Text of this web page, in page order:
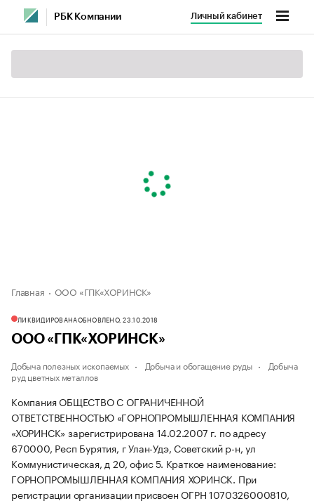
РБК Компании Личный кабинет
Главная ООО «ГПК«ХОРИНСК»
ЛИКВИДИРОВАНАОБНОВЛЕНО, 23.10.2018
ООО «ГПК«ХОРИНСК»
Добыча полезных ископаемых Добыча и обогащение руды
Добыча
руд цветных металлов
Компания ОБЩЕСТВО С ОГРАНИЧЕННОЙ
ОТВЕТСТВЕННОСТЬЮ «ГОРНОПРОМЫШЛЕННАЯ КОМПАНИЯ
«ХОРИНСК» зарегистрирована 14.02.2007 г. по адресу
670000, Респ Бурятия, г Улан-Удэ, Советский р-н, ул
Коммунистическая, д 20, офис 5. Краткое наименование:
ГОРНОПРОМЫШЛЕННАЯ КОМПАНИЯ ХОРИНСК. При
регистрации организации присвоен ОГРН 1070326000810,